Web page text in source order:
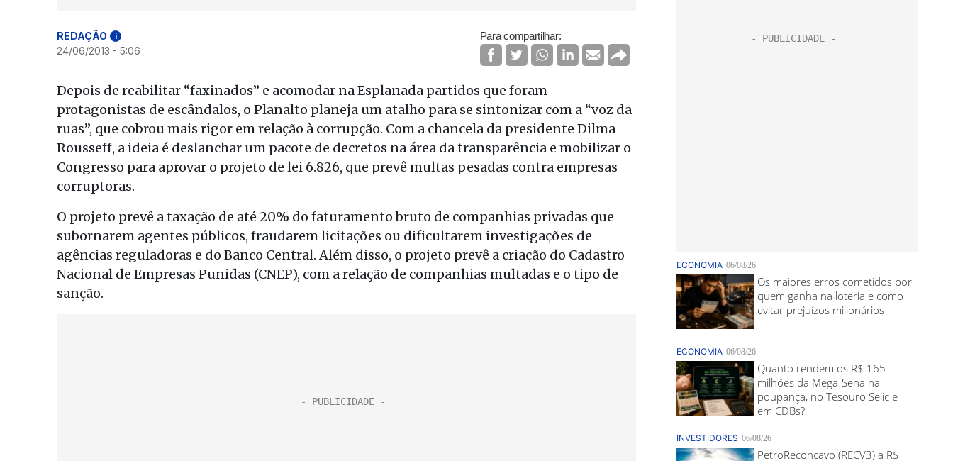
REDAÇÃO i
24/06/2013 - 5:06
Para compartilhar:
Depois de reabilitar “faxinados” e acomodar na Esplanada partidos que foram
protagonistas de escândalos, o Planalto planeja um atalho para se sintonizar com a “voz da
ruas”, que cobrou mais rigor em relação à corrupção. Com a chancela da presidente Dilma
Rousseff, a ideia é deslanchar um pacote de decretos na área da transparência e mobilizar o
Congresso para aprovar o projeto de lei 6.826, que prevê multas pesadas contra empresas
corruptoras.
O projeto prevê a taxação de até 20% do faturamento bruto de companhias privadas que
subornarem agentes públicos, fraudarem licitações ou dificultarem investigações de
agências reguladoras e do Banco Central. Além disso, o projeto prevê a criação do Cadastro
Nacional de Empresas Punidas (CNEP), com a relação de companhias multadas e o tipo de
sanção.